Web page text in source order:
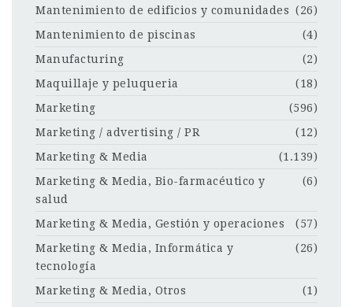
Mantenimiento de edificios y comunidades (26)
Mantenimiento de piscinas
(4)
Manufacturing
(2)
Maquillaje y peluqueria
(18)
Marketing
(596)
Marketing / advertising / PR
(12)
Marketing & Media
(1.139)
Marketing & Media, Bio-farmacéutico y
salud
(6)
Marketing & Media, Gestión y operaciones
(57)
Marketing & Media, Informática y
tecnología
(26)
Marketing & Media, Otros
(1)